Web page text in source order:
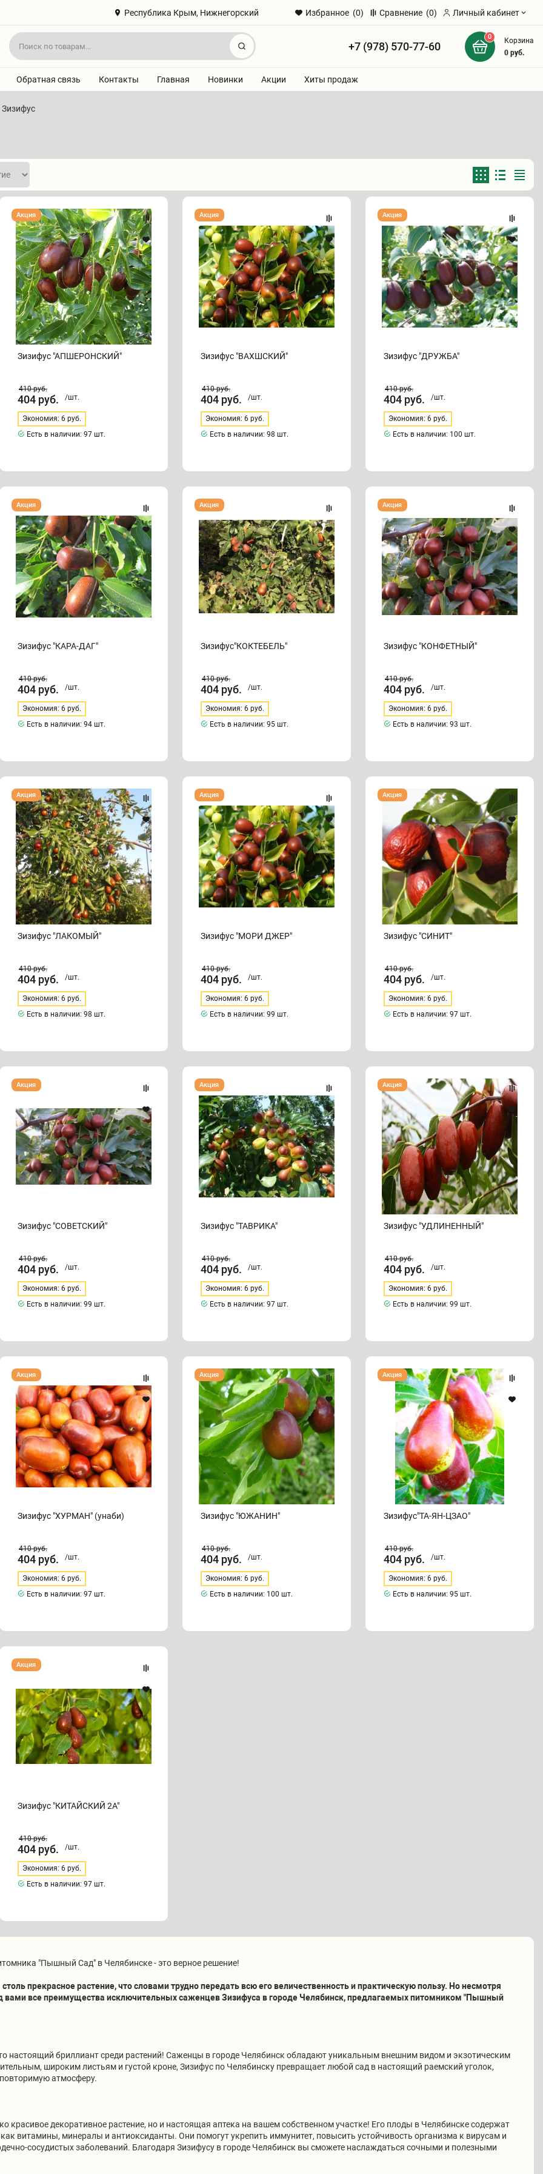
Республика Крым, Нижнегорский Избранное (0) Сравнение (0) Личный кабинет
Найти +7 (978) 570-77-60
0
Корзина
0руб.
Обратная связь Контакты Главная Новинки Акции Хиты продаж
Зизифус
Зизифус
"АПШЕРОНСКИЙ"
Зизифус "АПШЕРОНСКИЙ"
Акция
410руб.
404 руб. /шт.
Экономия: 6 руб.
Есть в наличии: 97 шт.
Зизифус
"ВАХШСКИЙ"
Зизифус "ВАХШСКИЙ"
Акция
410руб.
404 руб. /шт.
Экономия: 6 руб.
Есть в наличии: 98 шт.
Зизифус
"ДРУЖБА"
Зизифус "ДРУЖБА"
Акция
410руб.
404 руб. /шт.
Экономия: 6 руб.
Есть в наличии: 100 шт.
Зизифус
"КАРА-
ДАГ"
Зизифус "КАРА-ДАГ"
Акция
410руб.
404 руб. /шт.
Экономия: 6 руб.
Есть в наличии: 94 шт.
Зизифус"КОКТЕБЕЛЬ"
Зизифус"КОКТЕБЕЛЬ"
Акция
410руб.
404 руб. /шт.
Экономия: 6 руб.
Есть в наличии: 95 шт.
Зизифус
"КОНФЕТНЫЙ"
Зизифус "КОНФЕТНЫЙ"
Акция
410руб.
404 руб. /шт.
Экономия: 6 руб.
Есть в наличии: 93 шт.
Зизифус
"ЛАКОМЫЙ"
Зизифус "ЛАКОМЫЙ"
Акция
410руб.
404 руб. /шт.
Экономия: 6 руб.
Есть в наличии: 98 шт.
Зизифус
"МОРИ
ДЖЕР"
Зизифус "МОРИ ДЖЕР"
Акция
410руб.
404 руб. /шт.
Экономия: 6 руб.
Есть в наличии: 99 шт.
Зизифус
"СИНИТ"
Зизифус "СИНИТ"
Акция
410руб.
404 руб. /шт.
Экономия: 6 руб.
Есть в наличии: 97 шт.
Зизифус
"СОВЕТСКИЙ"
Зизифус "СОВЕТСКИЙ"
Акция
410руб.
404 руб. /шт.
Экономия: 6 руб.
Есть в наличии: 99 шт.
Зизифус
"ТАВРИКА"
Зизифус "ТАВРИКА"
Акция
410руб.
404 руб. /шт.
Экономия: 6 руб.
Есть в наличии: 97 шт.
Зизифус
"УДЛИНЕННЫЙ"
Зизифус "УДЛИНЕННЫЙ"
Акция
410руб.
404 руб. /шт.
Экономия: 6 руб.
Есть в наличии: 99 шт.
Зизифус
"ХУРМАН"
(унаби)
Зизифус "ХУРМАН" (унаби)
Акция
410руб.
404 руб. /шт.
Экономия: 6 руб.
Есть в наличии: 97 шт.
Зизифус
"ЮЖАНИН"
Зизифус "ЮЖАНИН"
Акция
410руб.
404 руб. /шт.
Экономия: 6 руб.
Есть в наличии: 100 шт.
Зизифус"ТА-
ЯН-
ЦЗАО"
Зизифус"ТА-ЯН-ЦЗАО"
Акция
410руб.
404 руб. /шт.
Экономия: 6 руб.
Есть в наличии: 95 шт.
Зизифус
"КИТАЙСКИЙ
Зизифус "КИТАЙСКИЙ 2А"
Акция
410руб.
404 руб. /шт.
Экономия: 6 руб.
Есть в наличии: 97 шт.
"Пышный Сад" в Челябинске - это верное решение!
прекрасное растение, что словами трудно передать всю его величественность и практическую пользу. Но несмотря
вами все преимущества исключительных саженцев Зизифуса в городе Челябинск, предлагаемых питомником "Пышный
настоящий бриллиант среди растений! Саженцы в городе Челябинск обладают уникальным внешним видом и экзотическим
широким листьям и густой кроне, Зизифус по Челябинску превращает любой сад в настоящий раемский уголок,
атмосферу.
красивое декоративное растение, но и настоящая аптека на вашем собственном участке! Его плоды в Челябинске содержат
витамины, минералы и антиоксиданты. Они помогут укрепить иммунитет, повысить устойчивость организма к вирусам и
сосудистых заболеваний. Благодаря Зизифусу в городе Челябинск вы сможете наслаждаться сочными и полезными